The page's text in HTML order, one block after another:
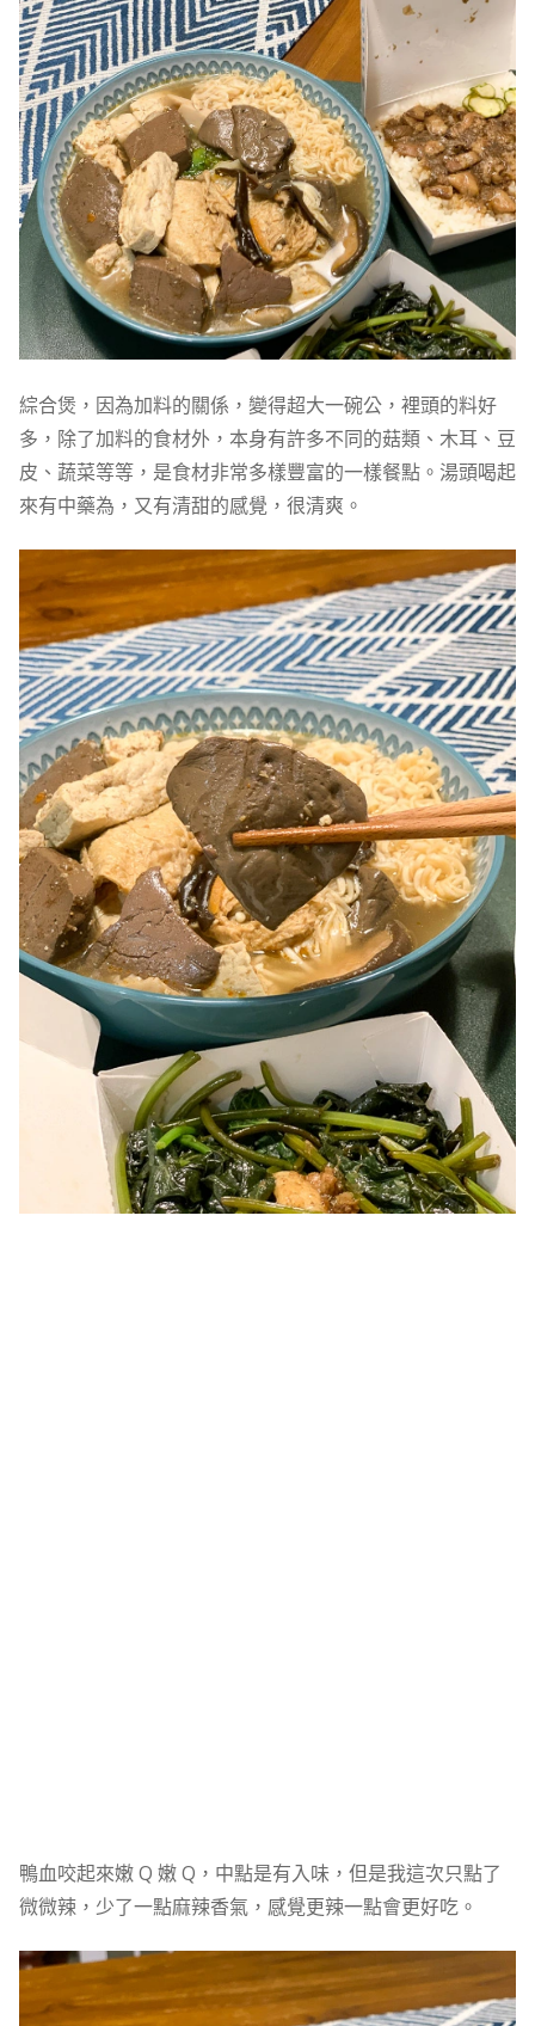
綜合煲，因為加料的關係，變得超大一碗公，裡頭的料好
多，除了加料的食材外，本身有許多不同的菇類、木耳、豆
皮、蔬菜等等，是食材非常多樣豐富的一樣餐點。湯頭喝起
來有中藥為，又有清甜的感覺，很清爽。
鴨血咬起來嫩 Q 嫩 Q，中點是有入味，但是我這次只點了
微微辣，少了一點麻辣香氣，感覺更辣一點會更好吃。